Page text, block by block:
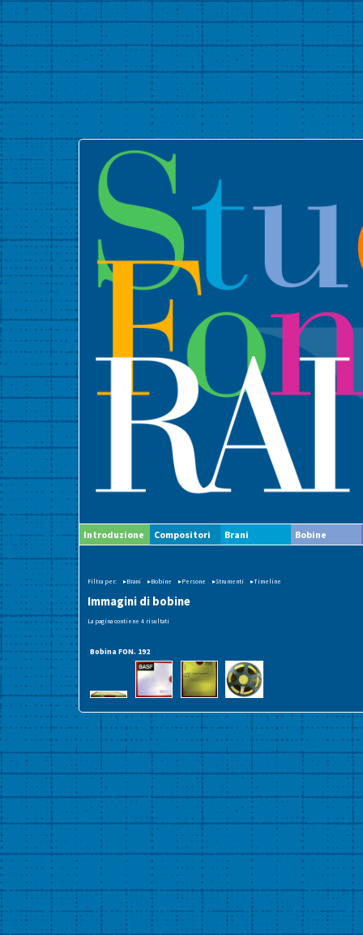
Introduzione Compositori Brani Bobine
Filtra per: ▸Brani ▸Bobine ▸Persone ▸Strumenti ▸Timeline
Immagini di bobine
La pagina contiene 4 risultati
Bobina FON. 192